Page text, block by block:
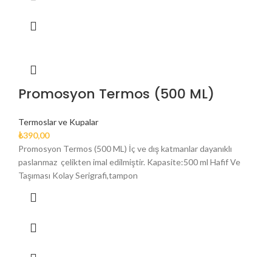
Promosyon Termos (500 ML)
Termoslar ve Kupalar
₺390,00
Promosyon Termos (500 ML) İç ve dış katmanlar dayanıklı
paslanmaz çelikten imal edilmiştir. Kapasite:500 ml Hafif Ve
Taşıması Kolay Serigrafi,tampon